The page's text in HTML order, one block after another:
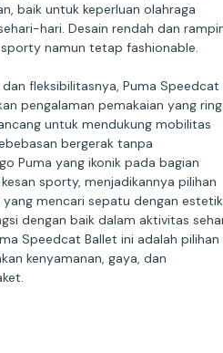
baik untuk keperluan olahraga
hari. Desain rendah dan
namun tetap fashionable.
fleksibilitasnya, Puma Speedcat
pengalaman pemakaian yang
untuk mendukung mobilitas
bergerak tanpa
Puma yang ikonik pada bagian
sporty, menjadikannya pilihan
mencari sepatu dengan
dengan baik dalam aktivitas
Speedcat Ballet ini adalah pilihan
kenyamanan, gaya, dan